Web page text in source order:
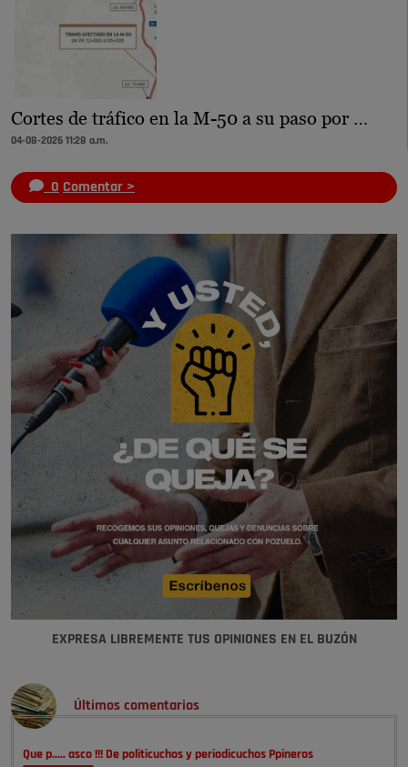
Cortes de tráfico en la M-50 a su paso por …
04-08-2026 11:28 a.m.
0 Comentar >
EXPRESA LIBREMENTE TUS OPINIONES EN EL BUZÓN
Últimos comentarios
Que p..... asco !!! De politicuchos y periodicuchos Ppineros